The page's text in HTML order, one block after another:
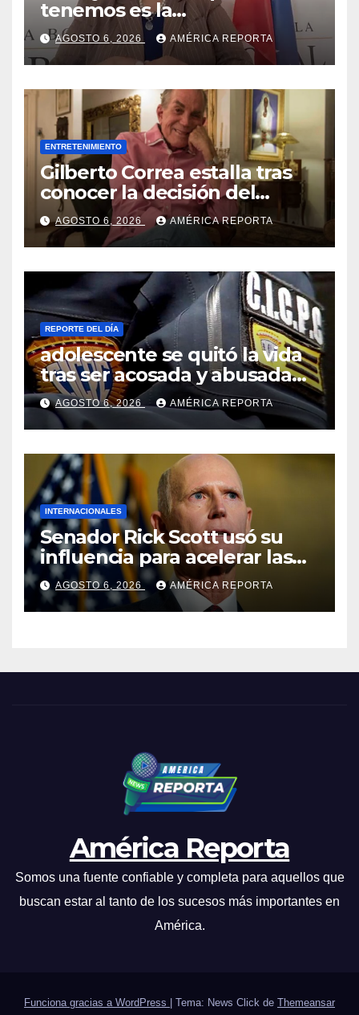
tenemos es la
reinstitucionalización
AGOSTO 6, 2026 AMÉRICA REPORTA
ENTRETENIMIENTO
Gilberto Correa estalla tras
conocer la decisión del
tribunal en su caso
AGOSTO 6, 2026 AMÉRICA REPORTA
REPORTE DEL DÍA
adolescente se quitó la vida
tras ser acosada y abusada
por la pareja de su abuela
AGOSTO 6, 2026 AMÉRICA REPORTA
INTERNACIONALES
Senador Rick Scott usó su
influencia para acelerar las
elecciones en Venezuela
AGOSTO 6, 2026 AMÉRICA REPORTA
América Reporta
Somos una fuente confiable y completa para aquellos que
buscan estar al tanto de los sucesos más importantes en
América.
Funciona gracias a WordPress | Tema: News Click de Themeansar